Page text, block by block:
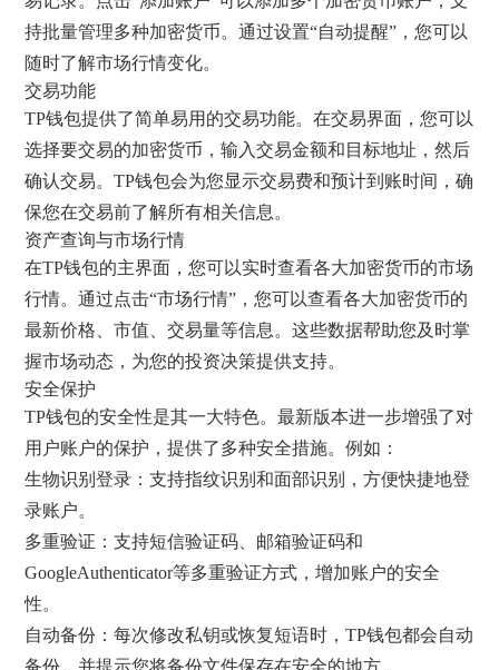
持批量管理多种加密货币。通过设置“自动提醒”，您可以
随时了解市场行情变化。
交易功能
TP钱包提供了简单易用的交易功能。在交易界面，您可以
选择要交易的加密货币，输入交易金额和目标地址，然后
确认交易。TP钱包会为您显示交易费和预计到账时间，确
保您在交易前了解所有相关信息。
资产查询与市场行情
在TP钱包的主界面，您可以实时查看各大加密货币的市场
行情。通过点击“市场行情”，您可以查看各大加密货币的
最新价格、市值、交易量等信息。这些数据帮助您及时掌
握市场动态，为您的投资决策提供支持。
安全保护
TP钱包的安全性是其一大特色。最新版本进一步增强了对
用户账户的保护，提供了多种安全措施。例如：
生物识别登录：支持指纹识别和面部识别，方便快捷地登
录账户。
多重验证：支持短信验证码、邮箱验证码和
GoogleAuthenticator等多重验证方式，增加账户的安全
性。
自动备份：每次修改私钥或恢复短语时，TP钱包都会自动
备份，并提示您将备份文件保存在安全的地方。